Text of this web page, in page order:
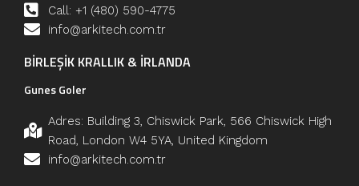
Call: +1 (480) 590-4775
info@arkitech.com.tr
BİRLEŞİK KRALLIK & İRLANDA
Gunes Goler
Adres: Building 3, Chiswick Park, 566 Chiswick High
Road, London W4 5YA, United Kingdom
info@arkitech.com.tr